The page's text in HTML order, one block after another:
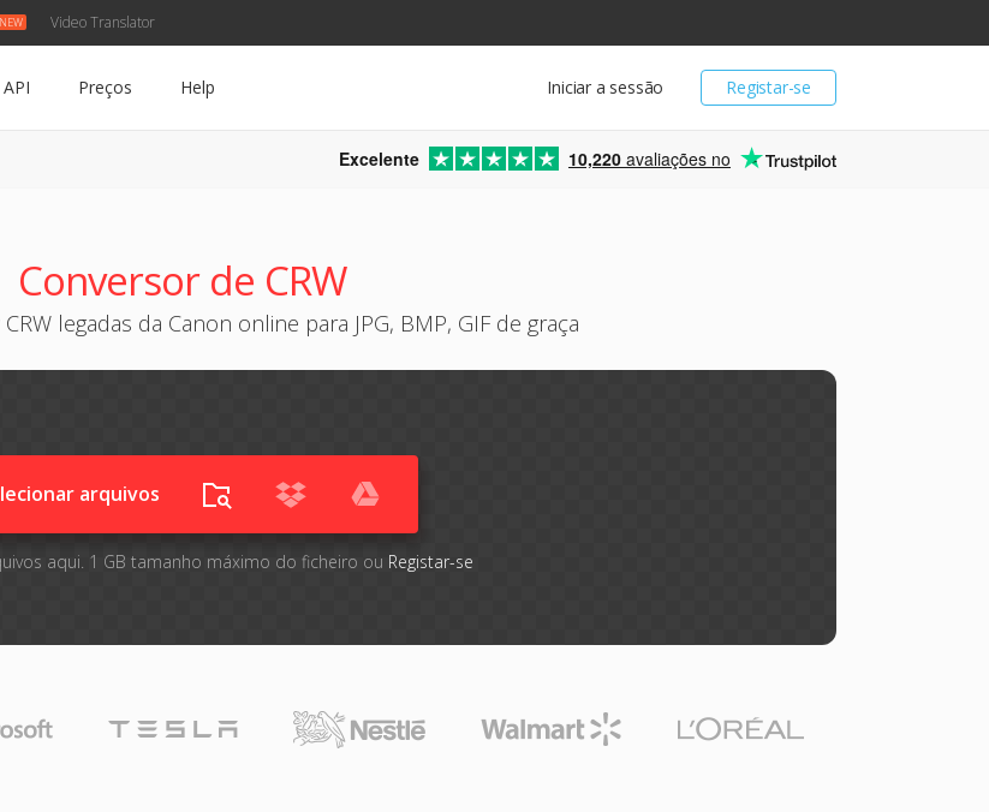
Video Translator
Registar-se
Iniciar a sessão
API Preços Help
Excelente 10,220 avaliações no
Conversor de CRW
legadas da Canon online para JPG, BMP, GIF de graça
arquivos
aqui. 1 GB tamanho máximo do ficheiro ou Registar-se